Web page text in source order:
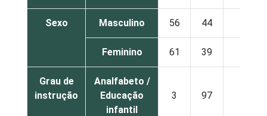
Sexo Masculino 56 44
Feminino 61 39
Grau de
instrução
Analfabeto /
Educação
infantil
3 97